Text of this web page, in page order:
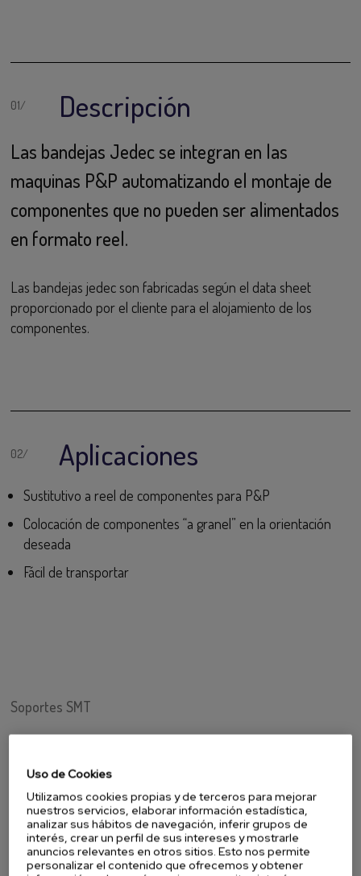
Soportes SMT
Soportes Serigafía
Bandejas Jedec
Descripción
Las bandejas Jedec se integran en las
maquinas P&P automatizando el montaje de
componentes que no pueden ser alimentados
en formato reel.
Las bandejas jedec son fabricadas según el data sheet
proporcionado por el cliente para el alojamiento de los
componentes.
Aplicaciones
Sustitutivo a reel de componentes para P&P
Colocación de componentes “a granel” en la orientación
deseada
Fácil de transportar
Uso de Cookies
Utilizamos cookies propias y de terceros para mejorar
nuestros servicios, elaborar información estadística,
analizar sus hábitos de navegación, inferir grupos de
interés, crear un perfil de sus intereses y mostrarle
anuncios relevantes en otros sitios. Esto nos permite
personalizar el contenido que ofrecemos y obtener